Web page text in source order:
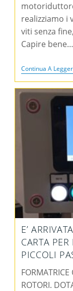
realizziamo
viti senza
Capire bene…
Continua A
E’
CARTA
PICCOLI
ROTORI.